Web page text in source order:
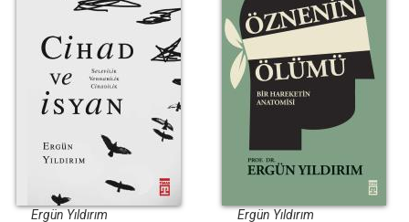
Cihad ve İsyan
Ergün Yıldırım Ergün Yıldırım